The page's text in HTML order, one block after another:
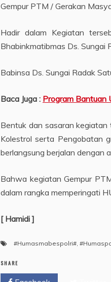
Gempur PTM / Gerakan
Hadir dalam Kegiatan
Bhabinkmatibmas Ds. Sungai
Babinsa Ds. Sungai Radak
Baca Juga : Program Bantuan
Bentuk dan sasaran
Kolestrol serta Pengobatan
berlangsung berjalan dengan
Bahwa kegiatan Gempur
dalam rangka memperingati
[ Hamidi ]
#Humasmabespolri#
SHARE